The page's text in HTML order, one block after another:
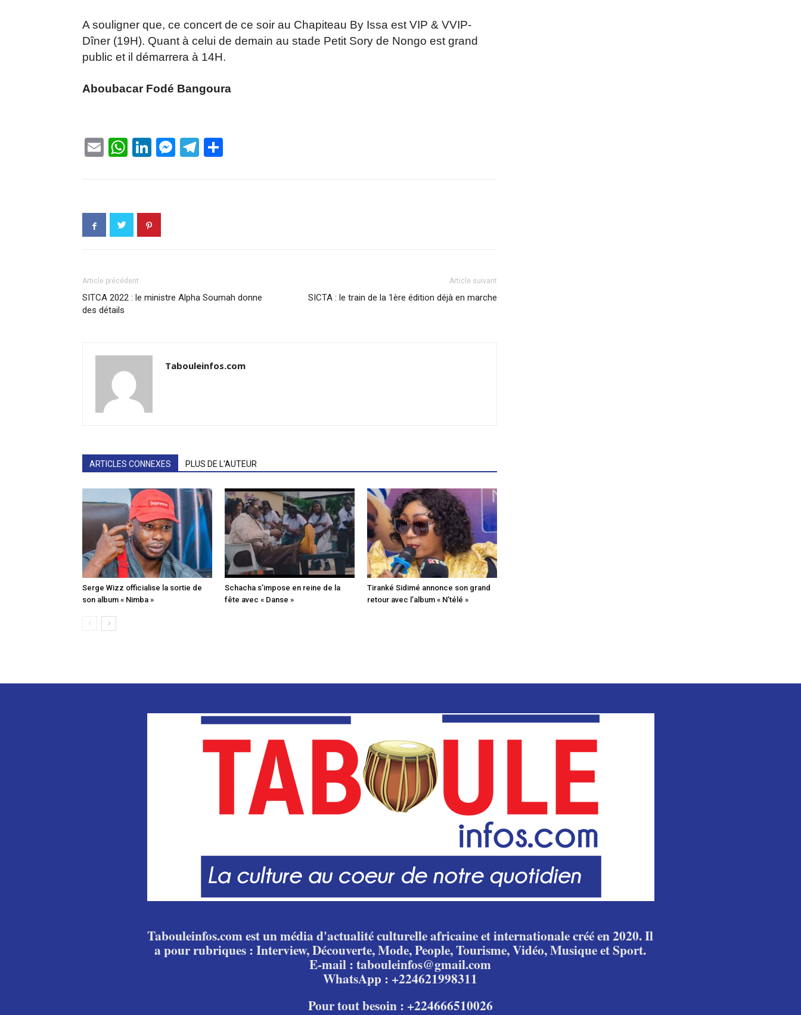
A souligner que, ce concert de ce soir au Chapiteau By Issa est VIP & VVIP-
Dîner (19H). Quant à celui de demain au stade Petit Sory de Nongo est grand
public et il démarrera à 14H.
Aboubacar Fodé Bangoura
EmailWhatsApp
LinkedIn
Messenger
Telegram
Article précédent
SITCA 2022 : le ministre Alpha Soumah donne
des détails
Article suivant
SICTA : le train de la 1ère édition déjà en marche
Tabouleinfos.com
ARTICLES CONNEXES PLUS DE L'AUTEUR
Serge Wizz officialise la sortie de
son album « Nimba »
Schacha s’impose en reine de la
fête avec « Danse »
Tiranké Sidimé annonce son grand
retour avec l’album « N’télé »
Tabouleinfos.com est un média d'actualité culturelle africaine et internationale créé en 2020. Il
a pour rubriques : Interview, Découverte, Mode, People, Tourisme, Vidéo, Musique et Sport.
E-mail : tabouleinfos@gmail.com
WhatsApp : +224621998311
Pour tout besoin : +224666510026